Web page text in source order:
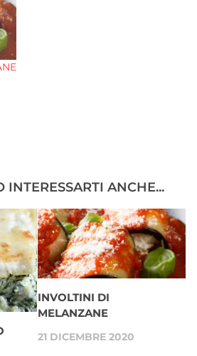
INTERESSARTI ANCHE...
INVOLTINI DI
MELANZANE
21 DICEMBRE 2020